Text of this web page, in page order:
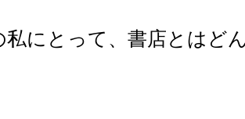
私にとって、書店とはど